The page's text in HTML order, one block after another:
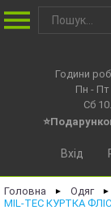
Години
Пн - Пт
Сб
Вхід
Головна ► Одяг ►
MIL-TEC КУРТКА